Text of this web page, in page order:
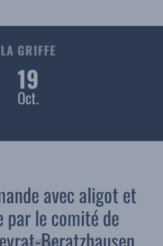
LA GRIFFE
19
Oct.
avec aligot et
par le comité de